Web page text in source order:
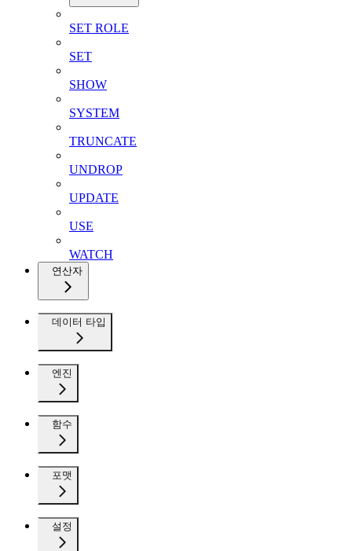
SET ROLE
SET
SHOW
SYSTEM
TRUNCATE
UNDROP
UPDATE
USE
WATCH
연산자
데이터 타입
엔진
함수
포맷
설정